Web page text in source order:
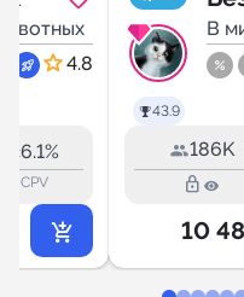
4.8
6.1%
CPV
43.9
В
186K
lock_outline
10